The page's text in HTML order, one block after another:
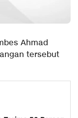
Ahmad
tersebut